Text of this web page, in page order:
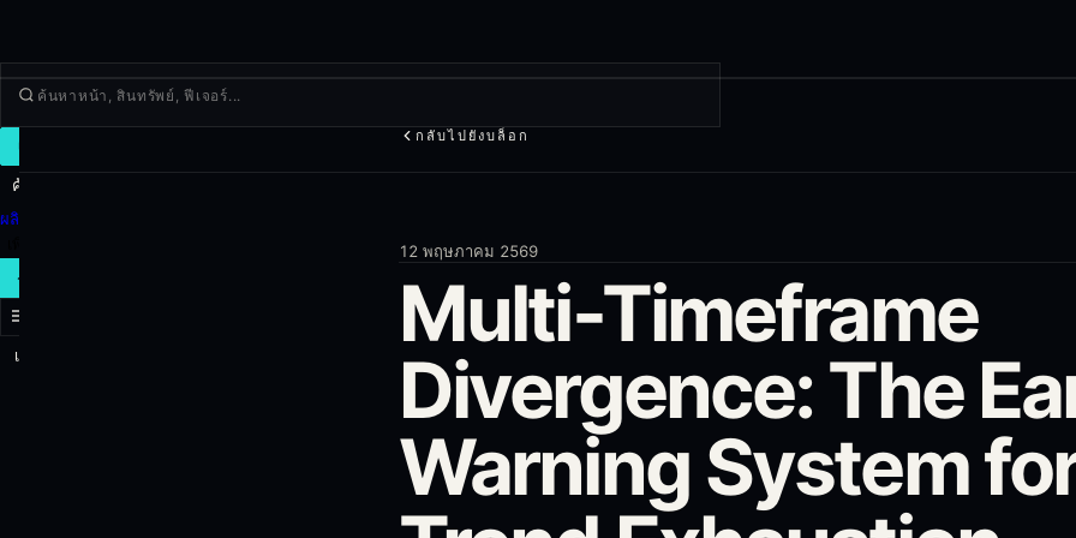
เทรด
ค้นพบ
ผลิตภัณฑ์
เข้าสู่ระบบ
กลับไปยังบล็อก
12 พฤษภาคม 2569
Multi-Timeframe
Divergence: The
Warning System